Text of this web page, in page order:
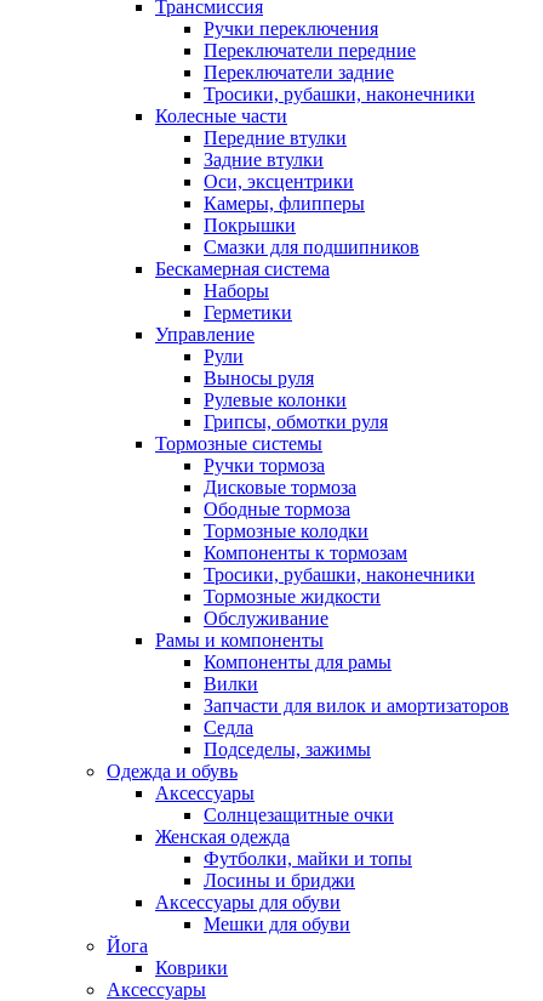
Трансмиссия
Ручки переключения
Переключатели передние
Переключатели задние
Тросики, рубашки, наконечники
Колесные части
Передние втулки
Задние втулки
Оси, эксцентрики
Камеры, флипперы
Покрышки
Смазки для подшипников
Бескамерная система
Наборы
Герметики
Управление
Рули
Выносы руля
Рулевые колонки
Грипсы, обмотки руля
Тормозные системы
Ручки тормоза
Дисковые тормоза
Ободные тормоза
Тормозные колодки
Компоненты к тормозам
Тросики, рубашки, наконечники
Тормозные жидкости
Обслуживание
Рамы и компоненты
Компоненты для рамы
Вилки
Запчасти для вилок и амортизаторов
Седла
Подседелы, зажимы
Одежда и обувь
Аксессуары
Солнцезащитные очки
Женская одежда
Футболки, майки и топы
Лосины и бриджи
Аксессуары для обуви
Мешки для обуви
Йога
Коврики
Аксессуары